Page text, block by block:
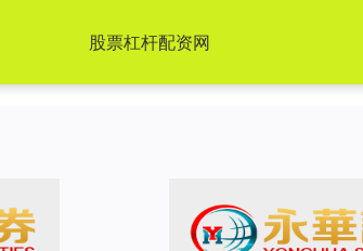
股票杠杆配资网